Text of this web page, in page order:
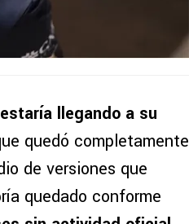
llegando a su
quedó completamente
de versiones que
quedado conforme